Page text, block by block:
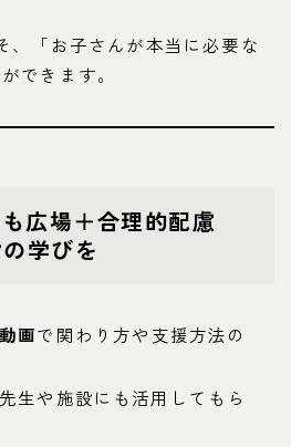
、「お子さんが本当に必要な
できます。
広場＋合理的配慮
学びを
画で関わり方や支援方法の
生や施設にも活用してもら